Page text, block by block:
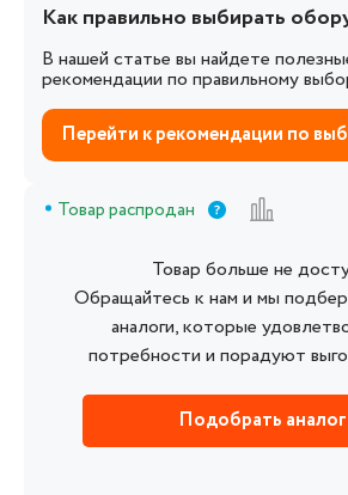
Как правильно выбирать
В нашей статье вы найдете
рекомендации по правильному
Перейти к рекомендации по
Товар распродан
Товар больше не
Обращайтесь к нам и мы
аналоги, которые
потребности и порадуют
Подобрать